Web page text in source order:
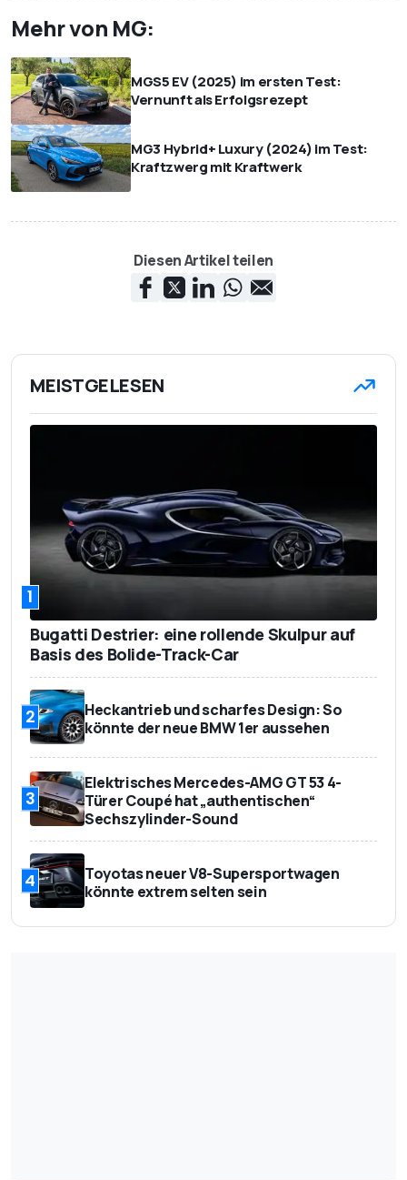
Mehr von MG:
MGS5 EV (2025) im ersten Test:
Vernunft als Erfolgsrezept
MG3 Hybrid+ Luxury (2024) im Test:
Kraftzwerg mit Kraftwerk
Diesen Artikel teilen
MEISTGELESEN
1
Bugatti Destrier: eine rollende Skulpur auf
Basis des Bolide-Track-Car
2
Heckantrieb und scharfes Design: So
könnte der neue BMW 1er aussehen
3
Elektrisches Mercedes-AMG GT 53 4-
Türer Coupé hat „authentischen“
Sechszylinder-Sound
4
Toyotas neuer V8-Supersportwagen
könnte extrem selten sein